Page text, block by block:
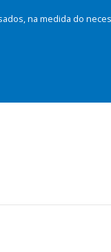
na medida do